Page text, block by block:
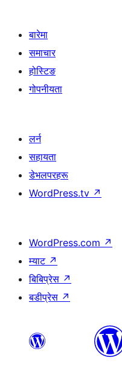
बारेमा
समाचार
होस्टिङ
गोपनीयता
लर्न
सहायता
डेभलपरहरू
WordPress.tv ↗
WordPress.com ↗
म्याट ↗
बिबिप्रेस ↗
बडीप्रेस ↗